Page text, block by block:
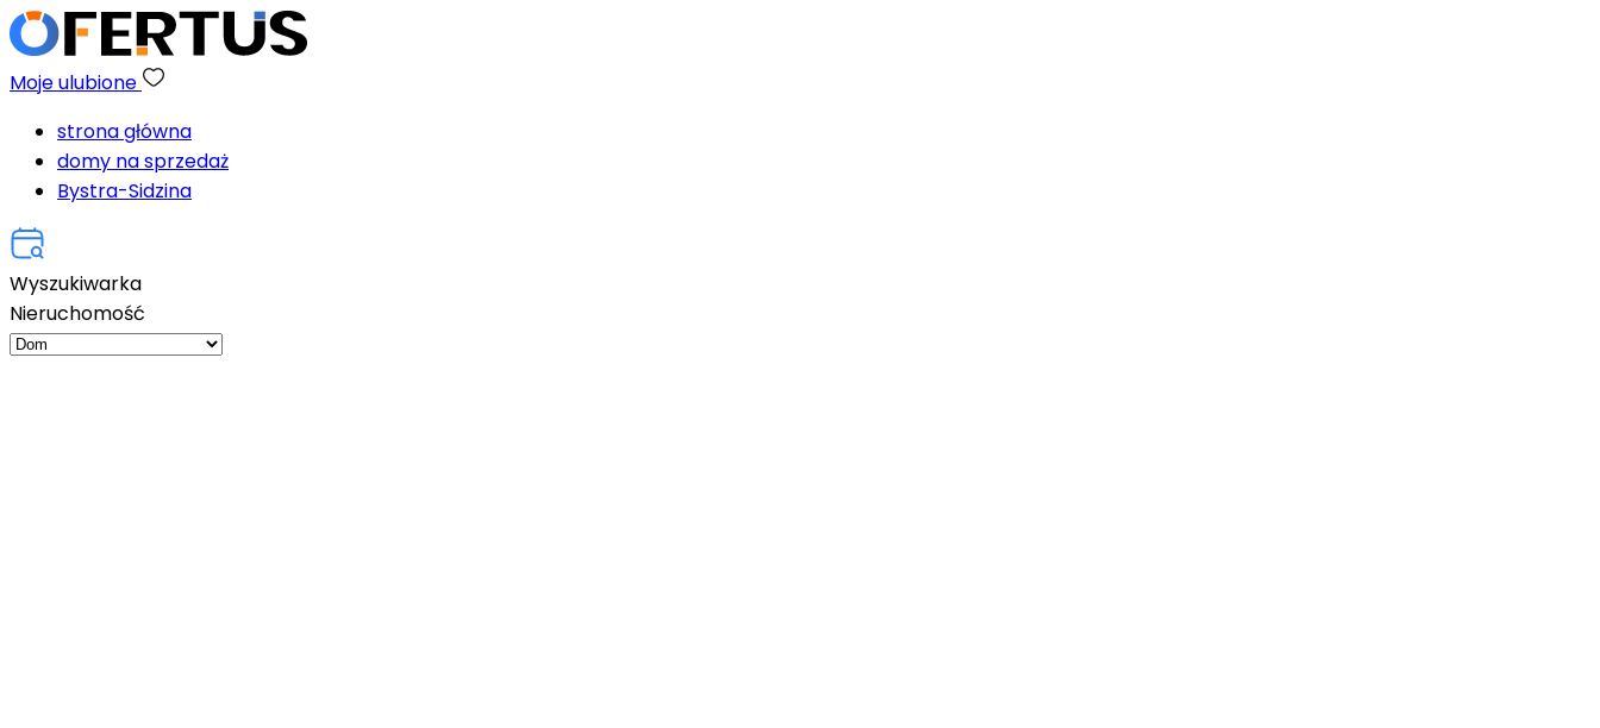
Moje ulubione
strona główna
domy na sprzedaż
Bystra-Sidzina
Wyszukiwarka
Nieruchomość